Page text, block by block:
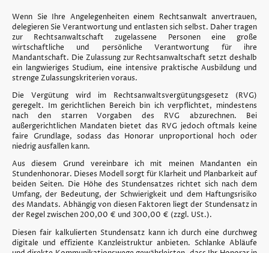
Wenn Sie Ihre Angelegenheiten einem Rechtsanwalt anvertrauen,
delegieren Sie Verantwortung und entlasten sich selbst. Daher tragen
zur Rechtsanwaltschaft zugelassene Personen eine große
wirtschaftliche und persönliche Verantwortung für ihre
Mandantschaft. Die Zulassung zur Rechtsanwaltschaft setzt deshalb
ein langwieriges Studium, eine intensive praktische Ausbildung und
strenge Zulassungskriterien voraus.
Die Vergütung wird im Rechtsanwaltsvergütungsgesetz (RVG)
geregelt. Im gerichtlichen Bereich bin ich verpflichtet, mindestens
nach den starren Vorgaben des RVG abzurechnen. Bei
außergerichtlichen Mandaten bietet das RVG jedoch oftmals keine
faire Grundlage, sodass das Honorar unproportional hoch oder
niedrig ausfallen kann.
Aus diesem Grund vereinbare ich mit meinen Mandanten ein
Stundenhonorar. Dieses Modell sorgt für Klarheit und Planbarkeit auf
beiden Seiten. Die Höhe des Stundensatzes richtet sich nach dem
Umfang, der Bedeutung, der Schwierigkeit und dem Haftungsrisiko
des Mandats. Abhängig von diesen Faktoren liegt der Stundensatz in
der Regel zwischen 200,00 € und 300,00 € (zzgl. USt.).
Diesen fair kalkulierten Stundensatz kann ich durch eine durchweg
digitale und effiziente Kanzleistruktur anbieten. Schlanke Abläufe